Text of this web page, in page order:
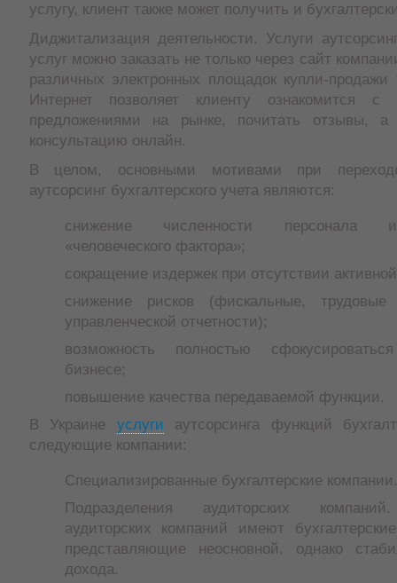
услугу, клиент также может получить и
Диджитализация деятельности. Услуги
услуг можно заказать не только через сайт
различных электронных площадок купли-продажи
Интернет позволяет клиенту ознакомится с
предложениями на рынке, почитать отзывы, а
консультацию онлайн.
В целом, основными мотивами при
аутсорсинг бухгалтерского учета являются:
снижение численности персонала
«человеческого фактора»;
сокращение издержек при отсутствии
снижение рисков (фискальные,
управленческой отчетности);
возможность полностью
бизнесе;
повышение качества передаваемой функции.
В Украине услуги аутсорсинга функций
следующие компании:
Специализированные бухгалтерские компании.
Подразделения аудиторских
аудиторских компаний имеют
представляющие неосновной, однако
дохода.